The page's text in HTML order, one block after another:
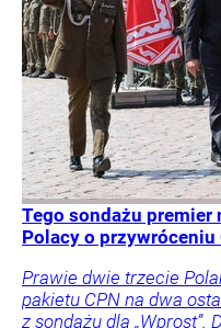
Tego sondażu premier
Polacy o przywróceniu
Prawie dwie trzecie
pakietu CPN na dwa
z sondażu dla